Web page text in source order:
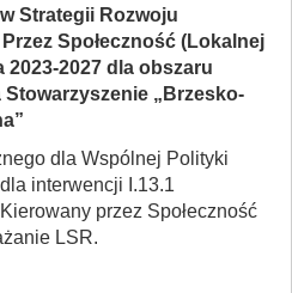
Strategii Rozwoju
Społeczność (Lokalnej
2027 dla obszaru
Stowarzyszenie „Brzesko-
dla Wspólnej Polityki
interwencji I.13.1
przez Społeczność
LSR.